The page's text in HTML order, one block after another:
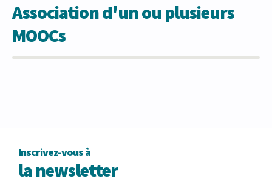
Association d'un ou plusieurs
MOOCs
Inscrivez-vous à
la newsletter